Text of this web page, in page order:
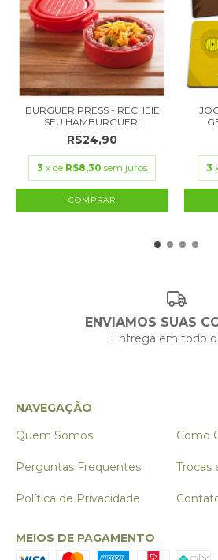
BURGUER PRESS - RECHEIE
SEU HAMBURGUER!
R$24,90
3 x de R$8,30 sem juros 3
ENVIAMOS SUAS
Entrega em todo o
NAVEGAÇÃO
Quem Somos
Como
Perguntas Frequentes Trocas
Política de Privacidade
MEIOS DE PAGAMENTO